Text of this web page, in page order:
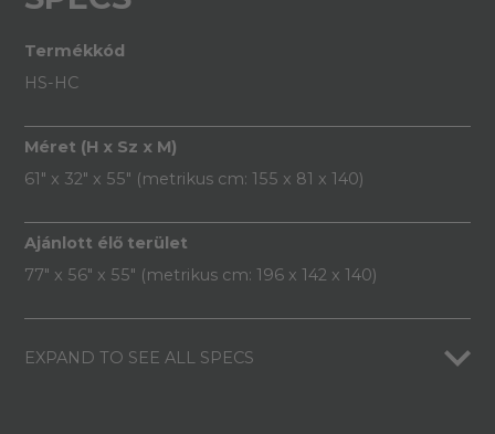
Termékkód
HS-HC
Méret (H x Sz x M)
61" x 32" x 55" (metrikus cm: 155 x 81 x 140)
Ajánlott élő terület
77" x 56" x 55" (metrikus cm: 196 x 142 x 140)
EXPAND TO SEE ALL SPECS